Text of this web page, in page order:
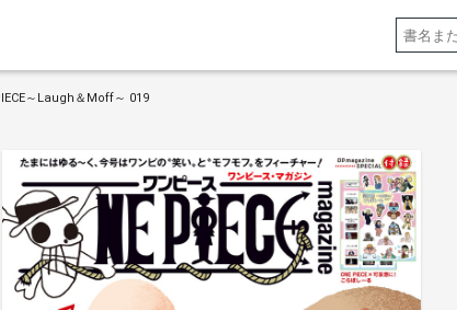
～Laugh＆Moff～ 019